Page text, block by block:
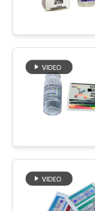
POLICYde